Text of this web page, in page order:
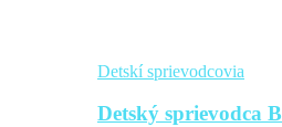
Detskí sprievodcovia
Detský sprievodca